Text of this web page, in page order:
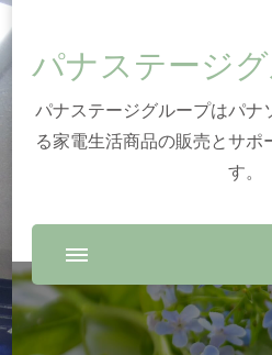
パナステージ
パナステージグループはパナ
る家電生活商品の販売とサ
す。